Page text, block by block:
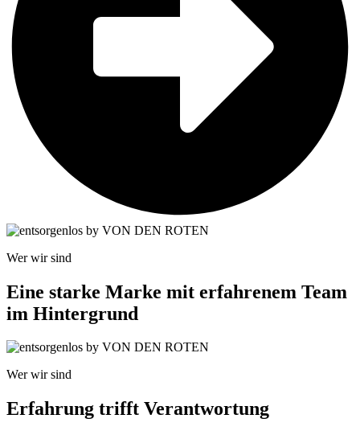
Wer wir sind
Eine starke Marke mit erfahrenem Team
im Hintergrund
Wer wir sind
Erfahrung trifft Verantwortung